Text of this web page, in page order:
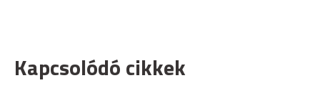
Kapcsolódó cikkek